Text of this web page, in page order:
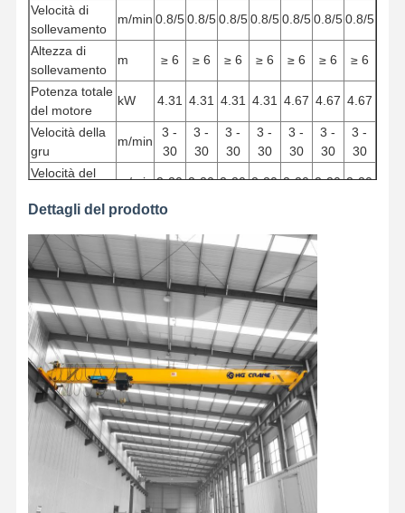
Velocità di
sollevamento
m/min 0.8/50.8/50.8/50.8/50.8/50.8/50.8/5
Altezza di
sollevamento
m ≥ 6 ≥ 6 ≥ 6 ≥ 6 ≥ 6 ≥ 6 ≥ 6
Potenza totale
del motore
kW 4.31 4.31 4.31 4.31 4.67 4.67 4.67
Velocità della
gru
m/min
3 -
30
3 -
30
3 -
30
3 -
30
3 -
30
3 -
30
3 -
30
Velocità del
m/min 2-20 2-20 2-20 2-20 2-20 2-20 2-20
Servizio di
lavoro
Dettagli del prodotto